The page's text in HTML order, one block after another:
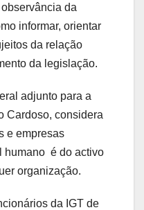
da
informar, orientar
da relação
da legislação.
adjunto para a
Cardoso, considera
e empresas
humano é do activo
organização.
da IGT de